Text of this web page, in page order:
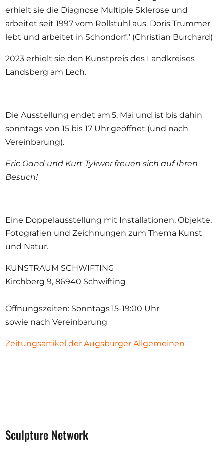
erhielt sie die Diagnose Multiple Sklerose und
arbeitet seit 1997 vom Rollstuhl aus. Doris Trummer
lebt und arbeitet in Schondorf." (Christian Burchard)
2023 erhielt sie den Kunstpreis des Landkreises
Landsberg am Lech.
Die Ausstellung endet am 5. Mai und ist bis dahin
sonntags von 15 bis 17 Uhr geöffnet (und nach
Vereinbarung).
Eric Gand und Kurt Tykwer freuen sich auf Ihren
Besuch!
Eine Doppelausstellung mit Installationen, Objekte,
Fotografien und Zeichnungen zum Thema Kunst
und Natur.
KUNSTRAUM SCHWIFTING
Kirchberg 9, 86940 Schwifting
Öffnungszeiten: Sonntags 15-19:00 Uhr
sowie nach Vereinbarung
Zeitungsartikel der Augsburger Allgemeinen
Sculpture Network